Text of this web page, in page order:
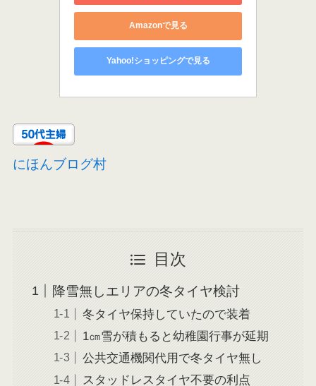
Amazonで見る
Yahoo!ショッピングで見る
にほんブログ村
目次
降雪無しエリアの冬タイヤ検討
冬タイヤ保持していたので装着
1㎝雪が積もると幼稚園行事が延期
公共交通機関代用で冬タイヤ無し
スタッドレスタイヤ不要の利点